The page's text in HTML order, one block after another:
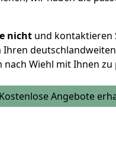
nicht und kontaktieren
Ihren
nach Wiehl mit Ihnen zu
Kostenlose Angebote